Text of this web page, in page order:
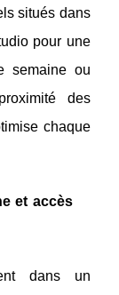
situés dans
pour une
semaine ou
des
chaque
et accès
dans un